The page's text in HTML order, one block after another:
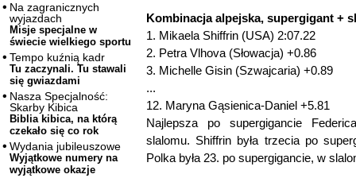
Na zagranicznych
wyjazdach
Misje specjalne w
świecie wielkiego sportu
Tempo kuźnią kadr
Tu zaczynali. Tu stawali
się gwiazdami
Nasza Specjalność:
Skarby Kibica
Biblia kibica, na którą
czekało się co rok
Wydania jubileuszowe
Wyjątkowe numery na
wyjątkowe okazje
Kombinacja alpejska, supergigant +
1. Mikaela Shiffrin (USA) 2:07.22
2. Petra Vlhova (Słowacja) +0.86
3. Michelle Gisin (Szwajcaria) +0.89
...
12. Maryna Gąsienica-Daniel +5.81
Najlepsza po supergigancie
slalomu. Shiffrin była trzecia po
Polka była 23. po supergigancie, w